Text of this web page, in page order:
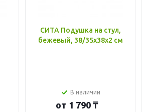
СИТА Подушка на стул,
бежевый, 38/35x38x2 см
В наличии
от 1 790 ₸